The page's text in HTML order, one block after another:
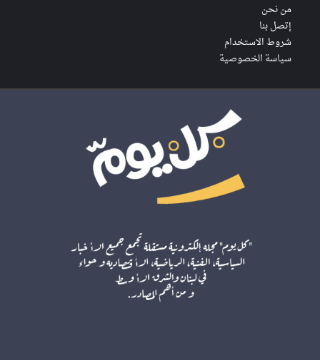
من نحن
إتصل بنا
شروط الاستخدام
سياسة الخصوصية